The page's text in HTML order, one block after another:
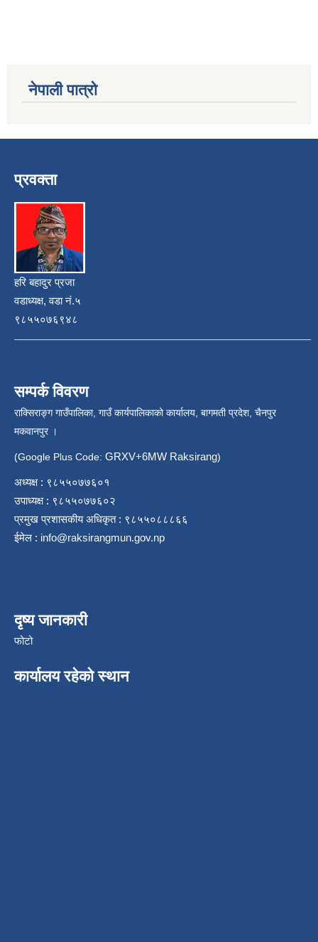
नेपाली पात्रो
प्रवक्ता
हरि बहादुर प्रजा
वडाध्यक्ष, वडा नं.५
९८५५०७६९४८
सम्पर्क विवरण
राक्सिराङ्ग गाउँपालिका, गाउँ कार्यपालिकाको कार्यालय, बागमती प्रदेश, चैनपुर
मकवानपुर ।
(Google Plus Code: GRXV+6MW Raksirang)
अध्यक्ष : ९८५५०७७६०१
उपाध्यक्ष : ९८५५०७७६०२
प्रमुख प्रशासकीय अधिकृत : ९८५५०८८८६६
ईमेल : info@raksirangmun.gov.np
दृष्य जानकारी
फोटो
कार्यालय रहेको स्थान